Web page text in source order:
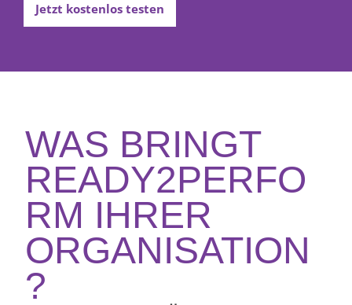
Jetzt kostenlos testen
WAS BRINGT
READY2PERFO
RM IHRER
ORGANISATION
?